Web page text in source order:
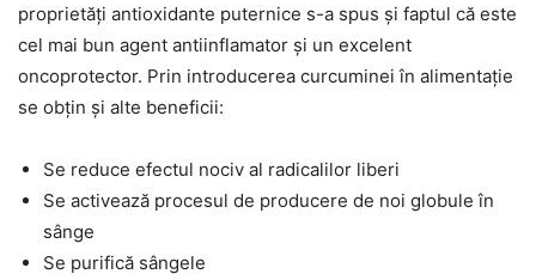
proprietăți antioxidante puternice s-a spus și faptul că este
cel mai bun agent antiinflamator și un excelent
oncoprotector. Prin introducerea curcuminei în alimentație
se obțin și alte beneficii:
Se reduce efectul nociv al radicalilor liberi
Se activează procesul de producere de noi globule în
sânge
Se purifică sângele